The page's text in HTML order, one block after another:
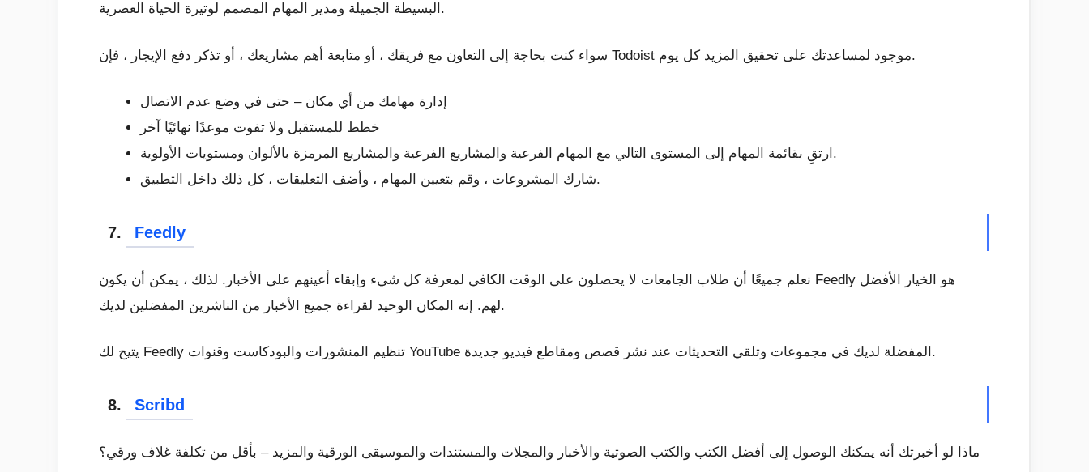
البسيطة الجميلة ومدير المهام المصمم لوتيرة الحياة العصرية.
سواء كنت بحاجة إلى التعاون مع فريقك ، أو متابعة أهم مشاريعك ، أو تذكر دفع الإيجار ، فإن Todoist موجود لمساعدتك على تحقيق المزيد كل يوم.
إدارة مهامك من أي مكان – حتى في وضع عدم الاتصال
خطط للمستقبل ولا تفوت موعدًا نهائيًا آخر
ارتقِ بقائمة المهام إلى المستوى التالي مع المهام الفرعية والمشاريع الفرعية والمشاريع المرمزة بالألوان ومستويات الأولوية.
شارك المشروعات ، وقم بتعيين المهام ، وأضف التعليقات ، كل ذلك داخل التطبيق.
7. Feedly
نعلم جميعًا أن طلاب الجامعات لا يحصلون على الوقت الكافي لمعرفة كل شيء وإبقاء أعينهم على الأخبار. لذلك ، يمكن أن يكون Feedly هو الخيار الأفضل
لهم. إنه المكان الوحيد لقراءة جميع الأخبار من الناشرين المفضلين لديك.
يتيح لك Feedly تنظيم المنشورات والبودكاست وقنوات YouTube المفضلة لديك في مجموعات وتلقي التحديثات عند نشر قصص ومقاطع فيديو جديدة.
8. Scribd
ماذا لو أخبرتك أنه يمكنك الوصول إلى أفضل الكتب والكتب الصوتية والأخبار والمجلات والمستندات والموسيقى الورقية والمزيد – بأقل من تكلفة غلاف ورقي؟